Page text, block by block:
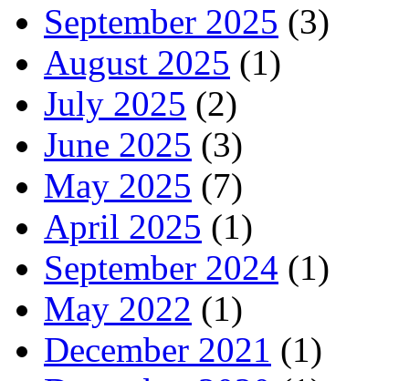
September 2025 (3)
August 2025 (1)
July 2025 (2)
June 2025 (3)
May 2025 (7)
April 2025 (1)
September 2024 (1)
May 2022 (1)
December 2021 (1)